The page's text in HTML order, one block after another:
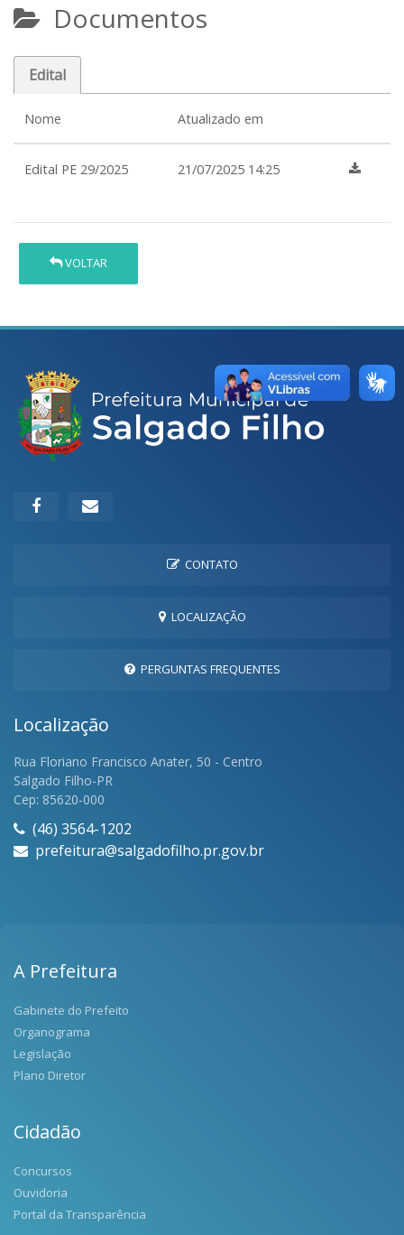
Documentos
Edital
Nome Atualizado em
Edital PE 29/2025 21/07/2025 14:25
VOLTAR
CONTATO
LOCALIZAÇÃO
PERGUNTAS FREQUENTES
Localização
Rua Floriano Francisco Anater, 50 - Centro
Salgado Filho-PR
Cep: 85620-000
(46) 3564-1202
prefeitura@salgadofilho.pr.gov.br
A Prefeitura
Gabinete do Prefeito
Organograma
Legislação
Plano Diretor
Cidadão
Concursos
Ouvidoria
Portal da Transparência